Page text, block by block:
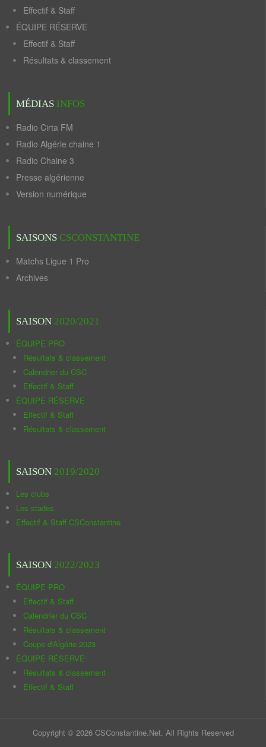
Effectif & Staff
ÉQUIPE RÉSERVE
Effectif & Staff
Résultats & classement
MÉDIAS INFOS
Radio Cirta FM
Radio Algérie chaine 1
Radio Chaine 3
Presse algérienne
Version numérique
SAISONS CSCONSTANTINE
Matchs Ligue 1 Pro
Archives
SAISON 2020/2021
ÉQUIPE PRO
Résultats & classement
Calendrier du CSC
Effectif & Staff
ÉQUIPE RÉSERVE
Effectif & Staff
Résultats & classement
SAISON 2019/2020
Les clubs
Les stades
Effectif & Staff CSConstantine
SAISON 2022/2023
ÉQUIPE PRO
Effectif & Staff
Calendrier du CSC
Résultats & classement
Coupe d'Algérie 2023
ÉQUIPE RÉSERVE
Résultats & classement
Effectif & Staff
Copyright © 2026 CSConstantine.Net. All Rights Reserved